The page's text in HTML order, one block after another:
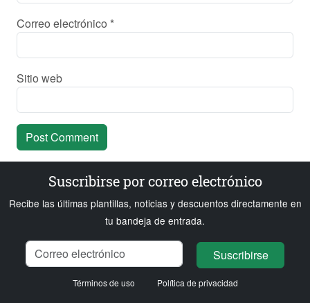
Correo electrónico *
Sitio web
Suscribirse por correo electrónico
Recibe las últimas plantillas, noticias y descuentos directamente en
tu bandeja de entrada.
Nombre
Correo electrónico Cargando...
Suscribirse
Términos de uso Política de privacidad